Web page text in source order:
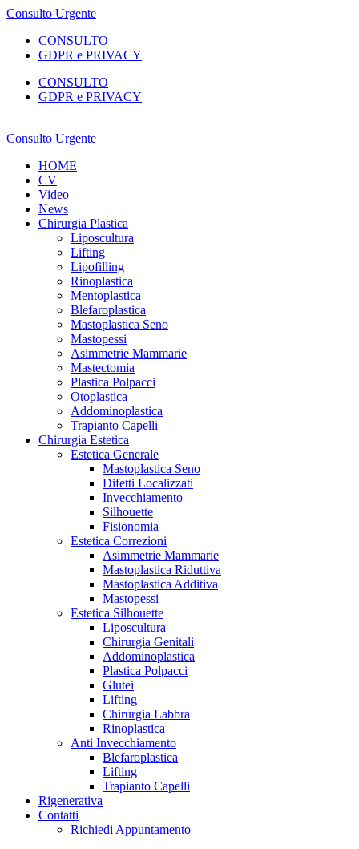
Consulto Urgente
CONSULTO
GDPR e PRIVACY
CONSULTO
GDPR e PRIVACY
Consulto Urgente
HOME
CV
Video
News
Chirurgia Plastica
Liposcultura
Lifting
Lipofilling
Rinoplastica
Mentoplastica
Blefaroplastica
Mastoplastica Seno
Mastopessi
Asimmetrie Mammarie
Mastectomia
Plastica Polpacci
Otoplastica
Addominoplastica
Trapianto Capelli
Chirurgia Estetica
Estetica Generale
Mastoplastica Seno
Difetti Localizzati
Invecchiamento
Silhouette
Fisionomia
Estetica Correzioni
Asimmetrie Mammarie
Mastoplastica Riduttiva
Mastoplastica Additiva
Mastopessi
Estetica Silhouette
Liposcultura
Chirurgia Genitali
Addominoplastica
Plastica Polpacci
Glutei
Lifting
Chirurgia Labbra
Rinoplastica
Anti Invecchiamento
Blefaroplastica
Lifting
Trapianto Capelli
Rigenerativa
Contatti
Richiedi Appuntamento